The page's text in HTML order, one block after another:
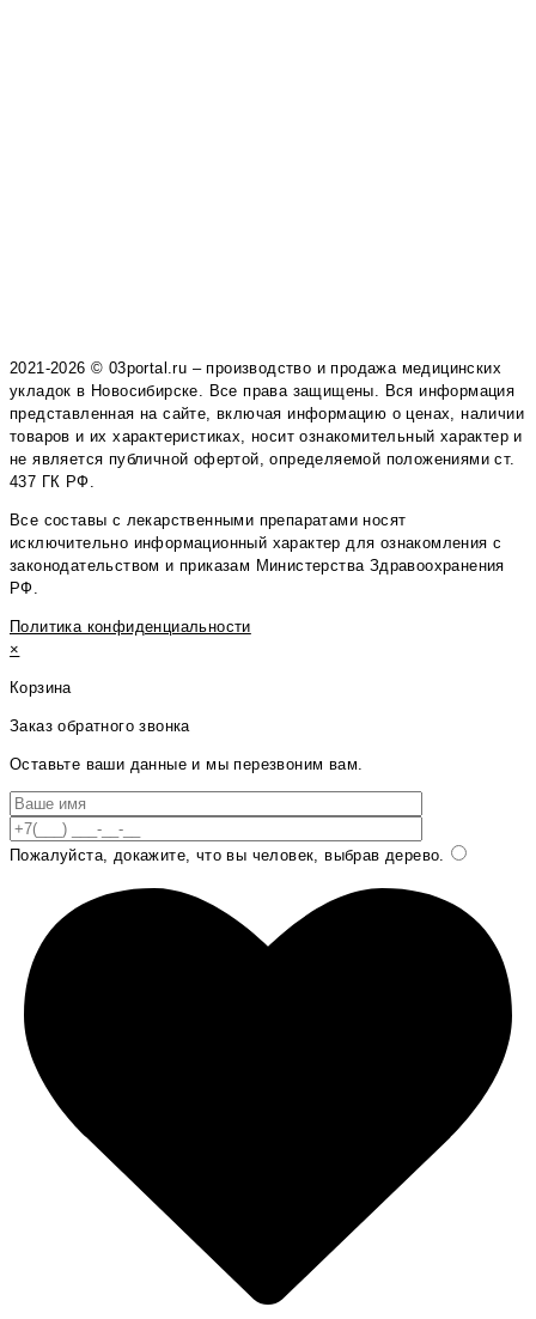
2021-2026 © 03portal.ru – производство и продажа медицинских
укладок в Новосибирске. Все права защищены. Вся информация
представленная на сайте, включая информацию о ценах, наличии
товаров и их характеристиках, носит ознакомительный характер и
не является публичной офертой, определяемой положениями ст.
437 ГК РФ.
Все составы с лекарственными препаратами носят
исключительно информационный характер для ознакомления с
законодательством и приказам Министерства Здравоохранения
РФ.
Политика конфиденциальности
×
Корзина
Заказ обратного звонка
Оставьте ваши данные и мы перезвоним вам.
Пожалуйста, докажите, что вы человек, выбрав дерево.